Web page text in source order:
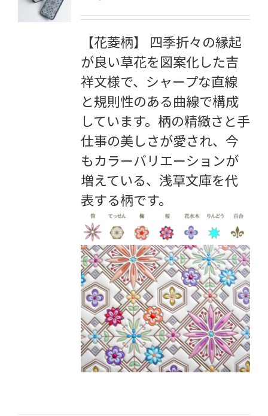
【花菱柄】 四季折々の縁起
が良い草花を図案化した吉
祥文様で、シャープな直線
と規則性のある曲線で構成
しています。柄の精緻さと手
仕事の美しさが愛され、今
もカラーバリエーションが
増えている、浅草文庫を代
表する柄です。